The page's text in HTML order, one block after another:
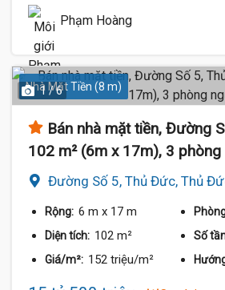
Phạm Hoàng
Nhà Mặt Tiền (8 m)
1 / 6
Bán nhà mặt tiền, Đường
102 m² (6m x 17m), 3 phòng
Đường Số 5, Thủ Đức, Thủ
Rộng: 6 m x 17 m
Diện tích: 102 m² Số
Giá/m²: 152 triệu/m²